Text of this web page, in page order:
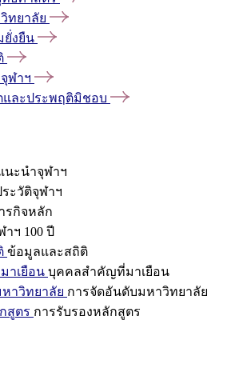
ทยาลัย
ยั่งยืน
ฬาฯ
และประพฤติมิชอบ
นะนำจุฬาฯ
ะวัติจุฬาฯ
รกิจหลัก
าฯ 100 ปี
ข้อมูลและสถิติ
าเยือน บุคคลสำคัญที่มาเยือน
าวิทยาลัย การจัดอันดับมหาวิทยาลัย
สูตร การรับรองหลักสูตร